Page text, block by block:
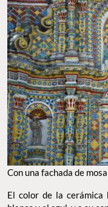
Con una fachada de
El color de la cerámica